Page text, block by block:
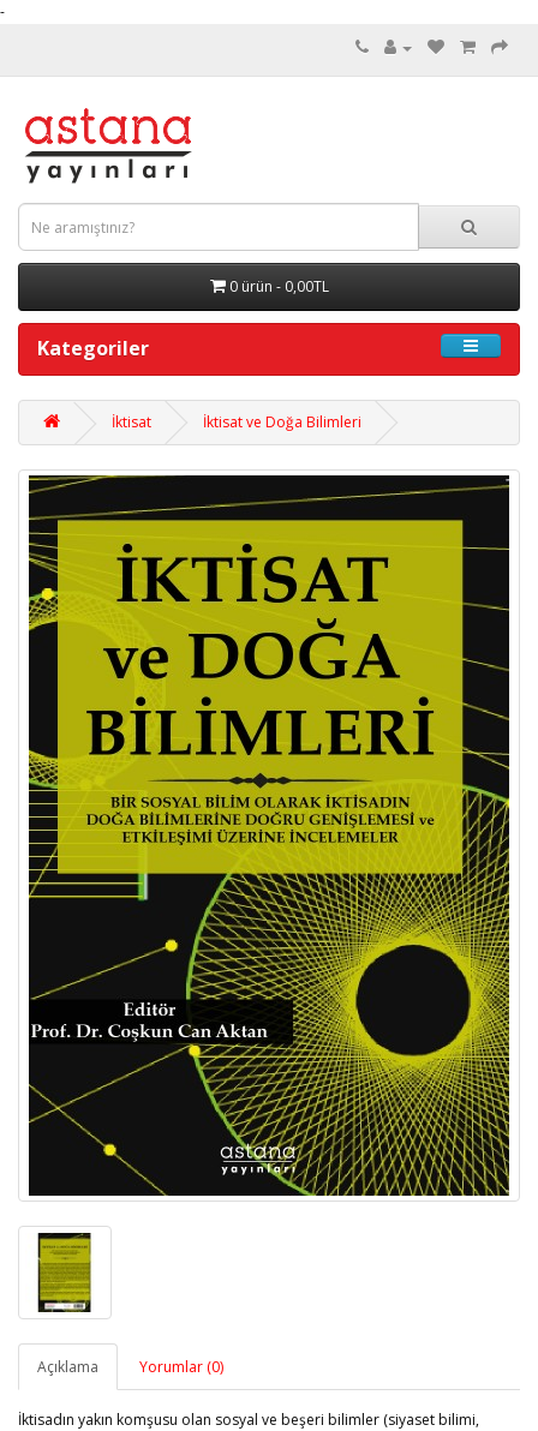
-
0 ürün - 0,00TL
Kategoriler
İktisat İktisat ve Doğa Bilimleri
Açıklama Yorumlar (0)
İktisadın yakın komşusu olan sosyal ve beşeri bilimler (siyaset bilimi,